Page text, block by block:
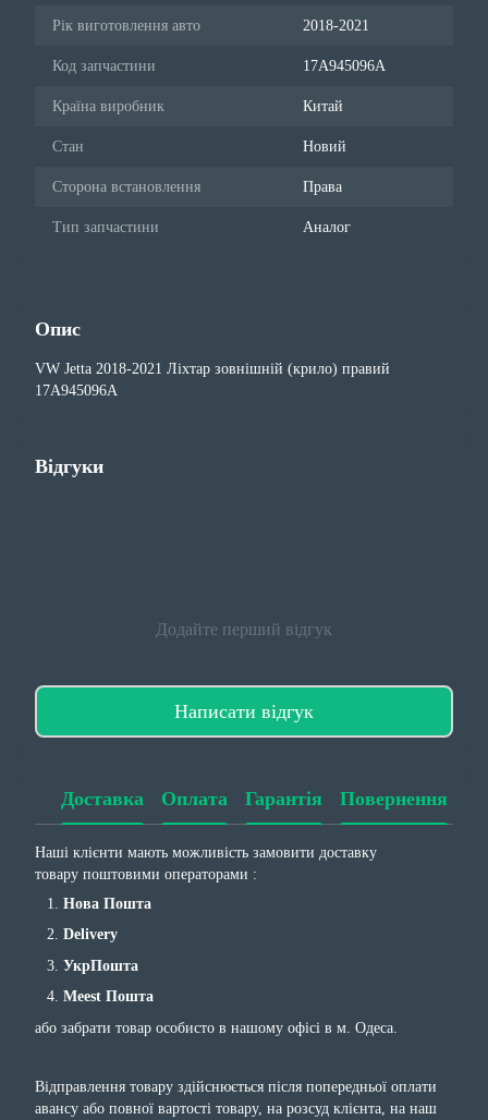
Рік виготовлення авто 2018-2021
Код запчастини 17A945096A
Країна виробник Китай
Стан Новий
Сторона встановлення Права
Тип запчастини Аналог
Опис
VW Jetta 2018-2021 Ліхтар зовнішній (крило) правий
17A945096A
Відгуки
Додайте перший відгук
Написати відгук
Доставка Оплата Гарантія Повернення
Наші клієнти мають можливість замовити доставку
товару поштовими операторами :
Нова Пошта
Delivery
УкрПошта
Meest Пошта
або забрати товар особисто в нашому офісі в м. Одеса.
Відправлення товару здійснюється після попередньої оплати
авансу або повної вартості товару, на розсуд клієнта, на наш